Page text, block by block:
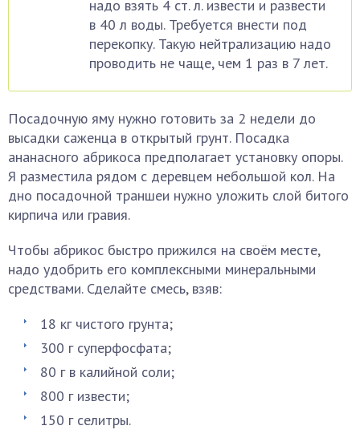
надо взять 4 ст. л. извести и развести
в 40 л воды. Требуется внести под
перекопку. Такую нейтрализацию надо
проводить не чаще, чем 1 раз в 7 лет.
Посадочную яму нужно готовить за 2 недели до
высадки саженца в открытый грунт. Посадка
ананасного абрикоса предполагает установку опоры.
Я разместила рядом с деревцем небольшой кол. На
дно посадочной траншеи нужно уложить слой битого
кирпича или гравия.
Чтобы абрикос быстро прижился на своём месте,
надо удобрить его комплексными минеральными
средствами. Сделайте смесь, взяв:
18 кг чистого грунта;
300 г суперфосфата;
80 г в калийной соли;
800 г извести;
150 г селитры.